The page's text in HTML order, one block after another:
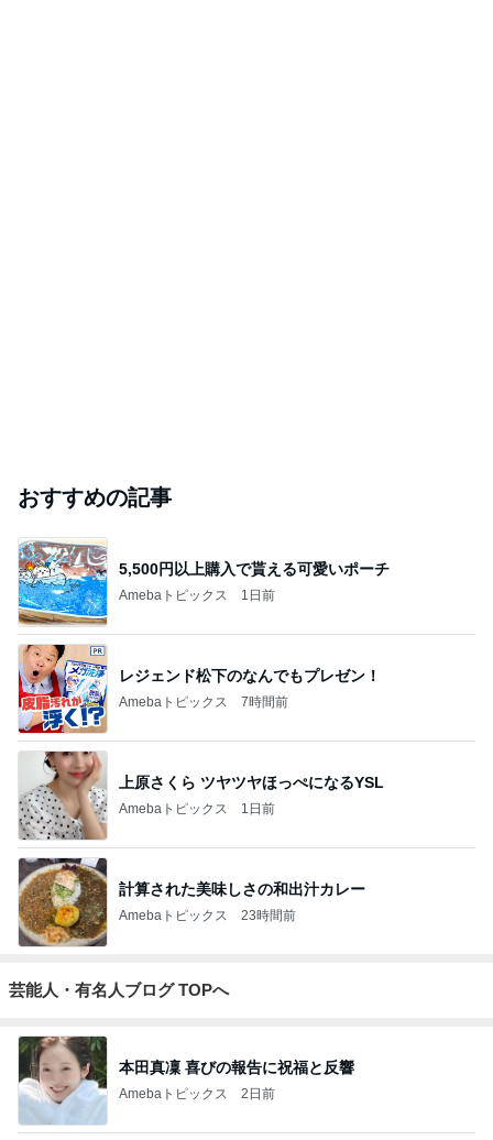
おすすめの記事
5,500円以上購入で貰える可愛いポーチ
Amebaトピックス 1日前
レジェンド松下のなんでもプレゼン！
Amebaトピックス 7時間前
上原さくら ツヤツヤほっぺになるYSL
Amebaトピックス 1日前
計算された美味しさの和出汁カレー
Amebaトピックス 23時間前
芸能人・有名人ブログ TOPへ
本田真凜 喜びの報告に祝福と反響
Amebaトピックス 2日前